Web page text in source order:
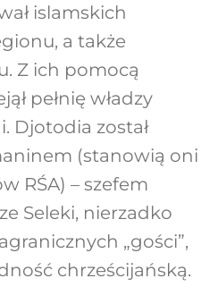
islamskich
a także
Z ich pomocą
pełnię władzy
Djotodia został
(stanowią oni
RŚA) – szefem
Seleki, nierzadko
„gości”,
chrześcijańską.